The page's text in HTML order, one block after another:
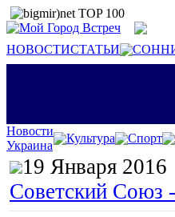
НОВОСТИСТАТЬИ
Новости
Украина
Культура Спорт
19 Января 2016
Советский Союз